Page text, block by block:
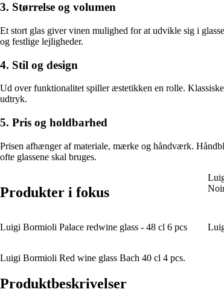
3. Størrelse og volumen
Et stort glas giver vinen mulighed for at udvikle sig i
og festlige lejligheder.
4. Stil og design
Ud over funktionalitet spiller æstetikken en rolle.
udtryk.
5. Pris og holdbarhed
Prisen afhænger af materiale, mærke og håndværk.
ofte glassene skal bruges.
Produkter i fokus
Luigi Bormioli Palace redwine glass - 48 cl 6 pcs
Luigi Bormioli Red wine glass Bach 40 cl 4 pcs.
Produktbeskrivelser